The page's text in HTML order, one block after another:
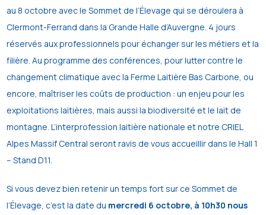
au 8 octobre avec le Sommet de l’Élevage qui se déroulera à
Clermont-Ferrand dans la Grande Halle d’Auvergne. 4 jours
réservés aux professionnels pour échanger sur les métiers et la
filière. Au programme des conférences, pour lutter contre le
changement climatique avec la Ferme Laitière Bas Carbone, ou
encore, maîtriser les coûts de production : un enjeu pour les
exploitations laitières, mais aussi la biodiversité et le lait de
montagne. L’interprofession laitière nationale et notre CRIEL
Alpes Massif Central seront ravis de vous accueillir dans le Hall 1
– Stand D11.
Si vous devez bien retenir un temps fort sur ce Sommet de
l’Élevage, c’est la date du mercredi 6 octobre, à 10h30 nous